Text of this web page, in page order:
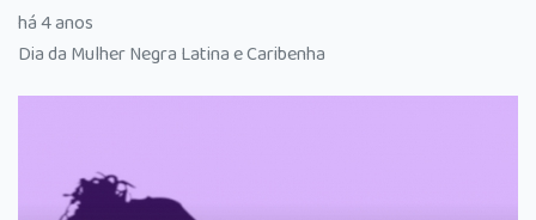
há 4 anos
Dia da Mulher Negra Latina e Caribenha